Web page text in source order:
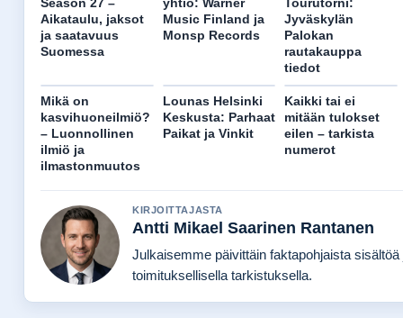
Aikataulu, jaksot
ja saatavuus
Suomessa
Music Finland ja
Monsp Records
Jyväskylän
Palokan
rautakauppa
tiedot
Mikä on
kasvihuoneilmiö?
– Luonnollinen
ilmiö ja
ilmastonmuutos
Lounas Helsinki
Keskusta: Parhaat
Paikat ja Vinkit
Kaikki tai ei
mitään tulokset
eilen – tarkista
numerot
KIRJOITTAJASTA
Antti Mikael Saarinen Rantanen
Julkaisemme päivittäin faktapohjaista sisältöä
toimituksellisella tarkistuksella.